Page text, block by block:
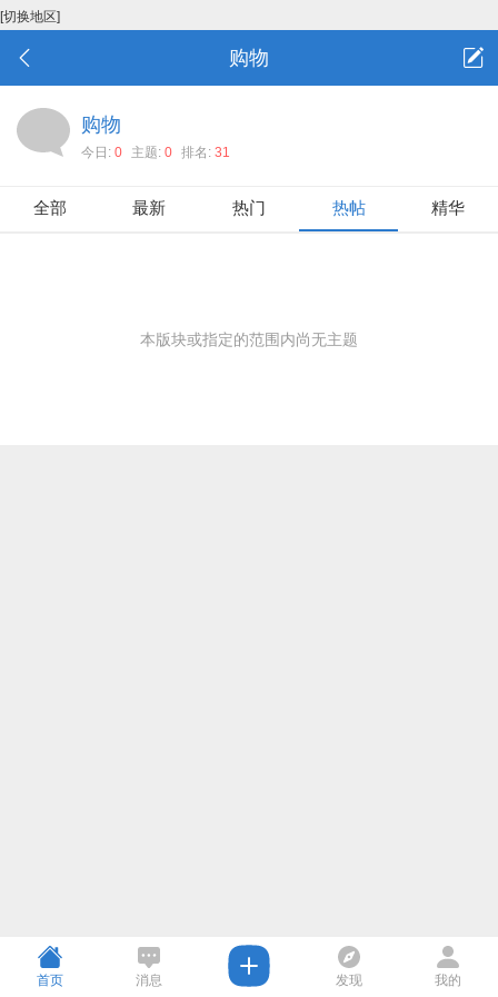
[切换地区]
购物
购物
今日: 0 主题: 0 排名: 31
全部 最新 热门 热帖 精华
本版块或指定的范围内尚无主题
首页 消息 发现 我的